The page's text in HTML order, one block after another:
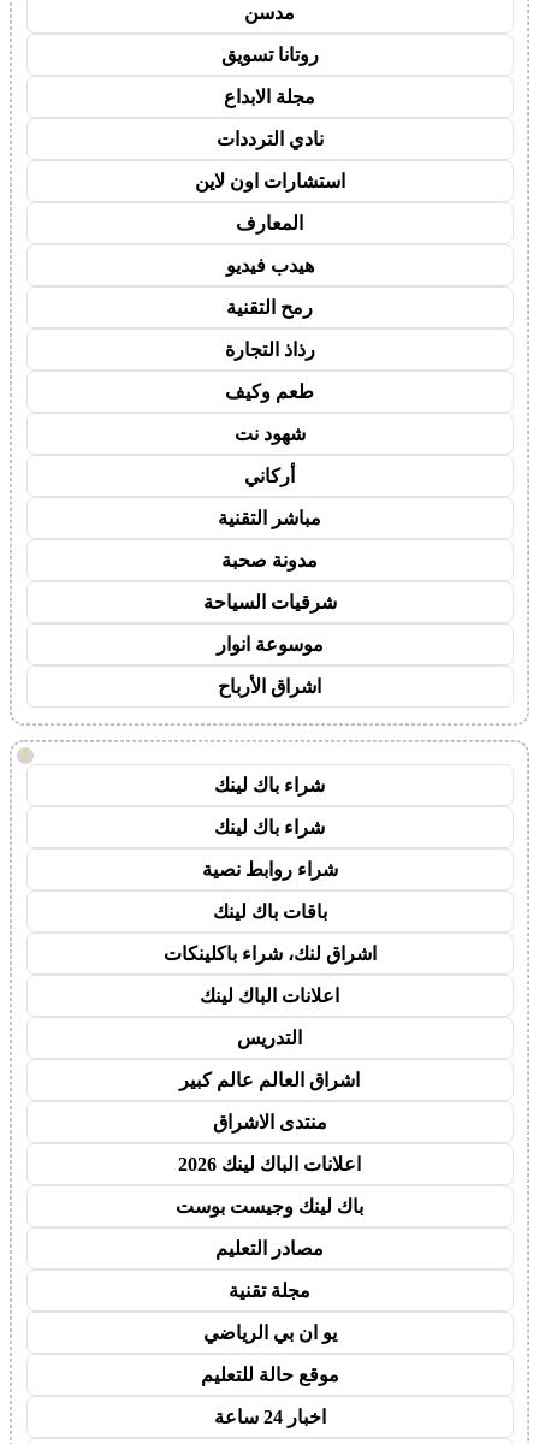
مدسن
روتانا تسويق
مجلة الابداع
نادي الترددات
استشارات اون لاين
المعارف
هيدب فيديو
رمح التقنية
رذاذ التجارة
طعم وكيف
شهود نت
أركاني
مباشر التقنية
مدونة صحبة
شرقيات السياحة
موسوعة انوار
اشراق الأرباح
!
شراء باك لينك
شراء باك لينك
شراء روابط نصية
باقات باك لينك
اشراق لنك، شراء باكلينكات
اعلانات الباك لينك
التدريس
اشراق العالم عالم كبير
منتدى الاشراق
اعلانات الباك لينك 2026
باك لينك وجيست بوست
مصادر التعليم
مجلة تقنية
يو ان بي الرياضي
موقع حالة للتعليم
اخبار 24 ساعة